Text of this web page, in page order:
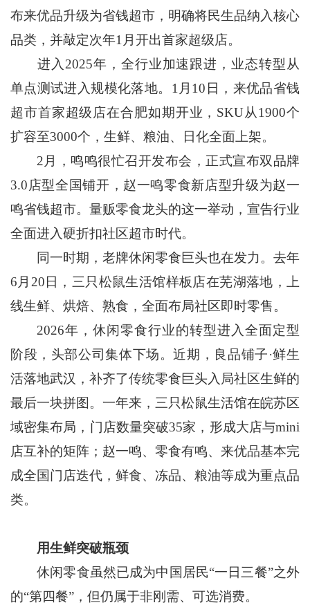
布来优品升级为省钱超市，明确将民生品纳入核心
品类，并敲定次年1月开出首家超级店。
进入2025年，全行业加速跟进，业态转型从
单点测试进入规模化落地。1月10日，来优品省钱
超市首家超级店在合肥如期开业，SKU从1900个
扩容至3000个，生鲜、粮油、日化全面上架。
2月，鸣鸣很忙召开发布会，正式宣布双品牌
3.0店型全国铺开，赵一鸣零食新店型升级为赵一
鸣省钱超市。量贩零食龙头的这一举动，宣告行业
全面进入硬折扣社区超市时代。
同一时期，老牌休闲零食巨头也在发力。去年
6月20日，三只松鼠生活馆样板店在芜湖落地，上
线生鲜、烘焙、熟食，全面布局社区即时零售。
2026年，休闲零食行业的转型进入全面定型
阶段，头部公司集体下场。近期，良品铺子·鲜生
活落地武汉，补齐了传统零食巨头入局社区生鲜的
最后一块拼图。一年来，三只松鼠生活馆在皖苏区
域密集布局，门店数量突破35家，形成大店与mini
店互补的矩阵；赵一鸣、零食有鸣、来优品基本完
成全国门店迭代，鲜食、冻品、粮油等成为重点品
类。
用生鲜突破瓶颈
休闲零食虽然已成为中国居民“一日三餐”之外
的“第四餐”，但仍属于非刚需、可选消费。